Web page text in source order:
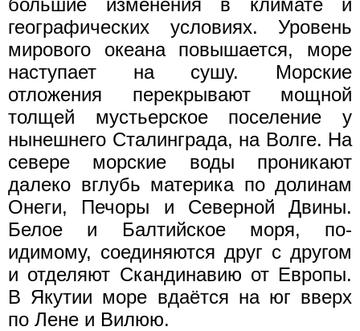
географических условиях. Уровень
мирового океана повышается, море
наступает на сушу. Морские
отложения перекрывают мощной
толщей мустьерское поселение у
нынешнего Сталинграда, на Волге. На
севере морские воды проникают
далеко вглубь материка по долинам
Онеги, Печоры и Северной Двины.
Белое и Балтийское моря, по-
идимому, соединяются друг с другом
и отделяют Скандинавию от Европы.
В Якутии море вдаётся на юг вверх
по Лене и Вилюю.